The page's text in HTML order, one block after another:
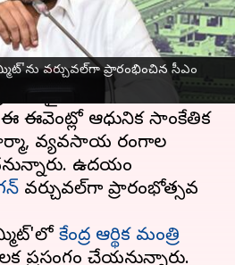
వర్చువల్‌గా ప్రారంభించిన సీఎం
చిల్ర్‌టన్‌ ఎరీనాలో
గురువారం,
ఈ ఈవెంట్లో ఆధునిక సాంకేతిక
వ్యవసాయ రంగాల
ఉదయం
వర్చువల్‌గా ప్రారంభోత్సవ
కేంద్ర ఆర్థిక మంత్రి
ప్రసంగం చేయనున్నారు.